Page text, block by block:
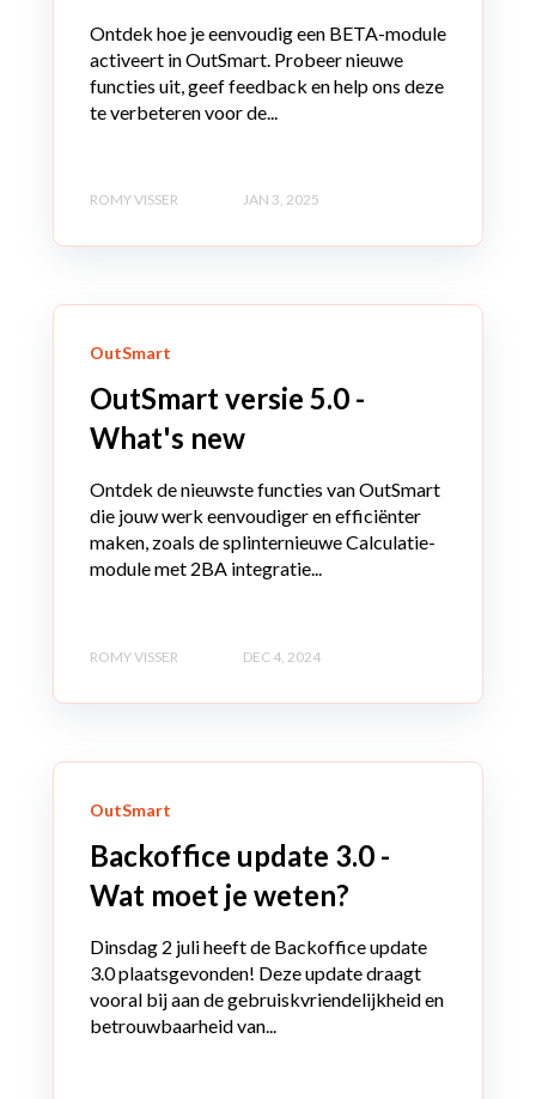
Ontdek hoe je eenvoudig een BETA-module
activeert in OutSmart. Probeer nieuwe
functies uit, geef feedback en help ons deze
te verbeteren voor de...
ROMY VISSER JAN 3, 2025
OutSmart
OutSmart versie 5.0 -
What's new
Ontdek de nieuwste functies van OutSmart
die jouw werk eenvoudiger en efficiënter
maken, zoals de splinternieuwe Calculatie-
module met 2BA integratie...
ROMY VISSER DEC 4, 2024
OutSmart
Backoffice update 3.0 -
Wat moet je weten?
Dinsdag 2 juli heeft de Backoffice update
3.0 plaatsgevonden! Deze update draagt
vooral bij aan de gebruiskvriendelijkheid en
betrouwbaarheid van...